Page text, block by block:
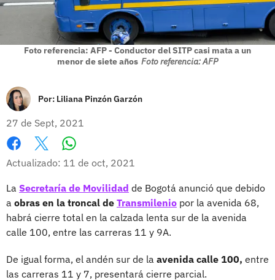
Foto referencia: AFP - Conductor del SITP casi mata a un
menor de siete años Foto referencia: AFP
Por: Liliana Pinzón Garzón
27 de Sept, 2021
Facebook
X
Actualizado: 11 de oct, 2021
La Secretaría de Movilidad de Bogotá anunció que debido
a obras en la troncal de Transmilenio por la avenida 68,
habrá cierre total en la calzada lenta sur de la avenida
calle 100, entre las carreras 11 y 9A.
De igual forma, el andén sur de la avenida calle 100, entre
las carreras 11 y 7, presentará cierre parcial.